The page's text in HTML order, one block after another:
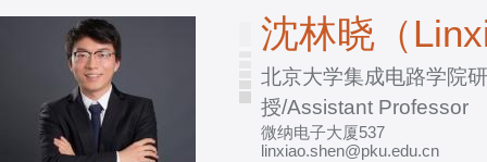
转
到
页
沈林晓（
北京大学集成电路学院
授/Assistant Professor
微纳电子大厦537
linxiao.shen@pku.edu.cn